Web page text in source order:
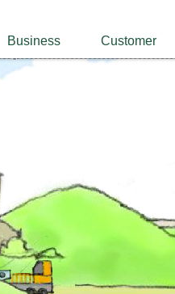
Business Customer